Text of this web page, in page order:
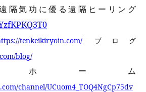
隔気功に優る遠隔ヒーリング
tenkeikiryoin.com/ ブログ
blog/
ホーム
channel/UCuom4_TOQ4NgCp75dv